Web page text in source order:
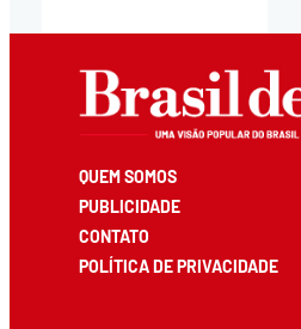
QUEM SOMOS
PUBLICIDADE
CONTATO
POLÍTICA DE PRIVACIDADE